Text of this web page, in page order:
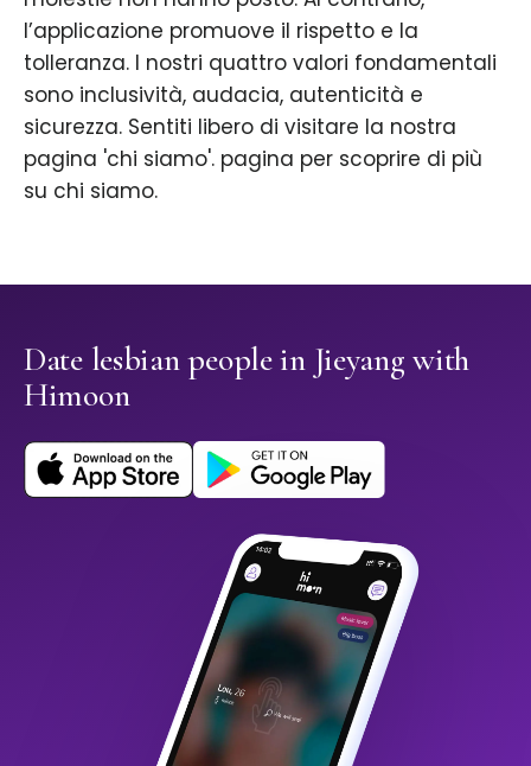
l’applicazione promuove il rispetto e la
tolleranza. I nostri quattro valori fondamentali
sono inclusività, audacia, autenticità e
sicurezza. Sentiti libero di visitare la nostra
pagina 'chi siamo'. pagina per scoprire di più
su chi siamo.
Date lesbian people in Jieyang with
Himoon